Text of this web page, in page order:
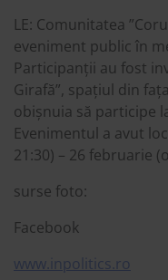
LE: Comunitatea
eveniment public în
Participanții au fost
Girafă”, spațiul din
obișnuia să participe
Evenimentul a avut
21:30) – 26 februarie
surse foto:
Facebook
www.inpolitics.ro